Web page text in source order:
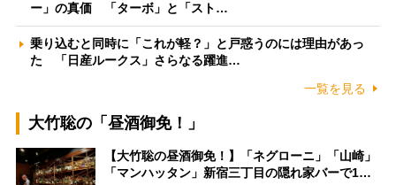
ー」の真価 「ターボ」と「スト…
乗り込むと同時に「これが軽？」と戸惑うのには理由があっ
た 「日産ルークス」さらなる躍進…
一覧を見る
大竹聡の「昼酒御免！」
【大竹聡の昼酒御免！】「ネグローニ」「山崎」
「マンハッタン」新宿三丁目の隠れ家バーで1…